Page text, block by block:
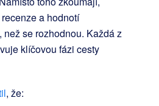
a hodnotí
se rozhodnou. Každá z
klíčovou fázi cesty
, že: